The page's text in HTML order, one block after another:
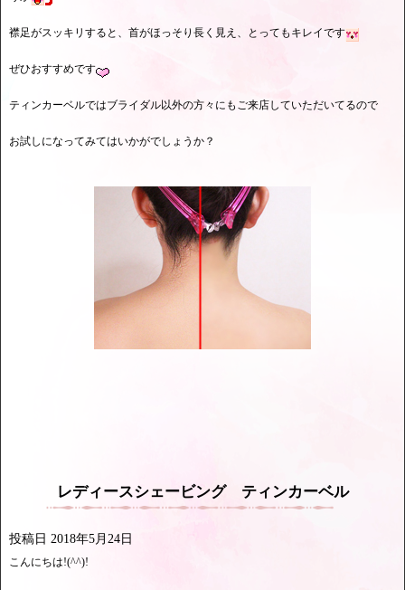
襟足がスッキリすると、首がほっそり長く見え、とってもキレイです
ぜひおすすめです
ティンカーベルではブライダル以外の方々にもご来店していただいてるので
お試しになってみてはいかがでしょうか？
レディースシェービング ティンカーベル
投稿日 2018年5月24日
こんにちは!(^^)!